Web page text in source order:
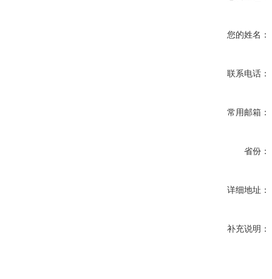
您的姓名：
联系电话：
常用邮箱：
省份：
详细地址：
补充说明：